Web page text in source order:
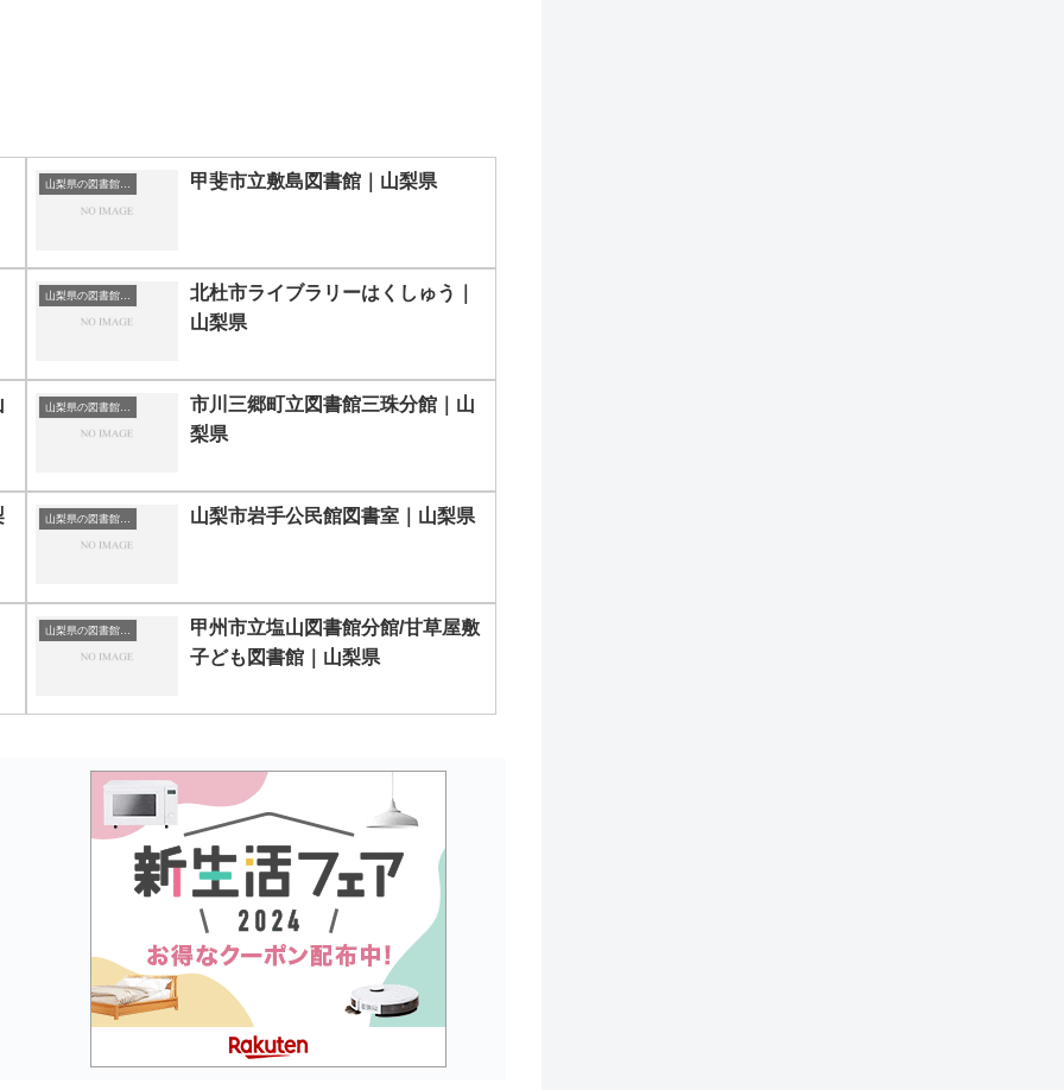
山梨県の図書館｜勉強できる場所 甲斐市立敷島図書館｜山梨県
山梨県の図書館｜勉強できる場所
北杜市ライブラリーはくしゅう｜
山梨県
山梨県の図書館｜勉強できる場所
市川三郷町立図書館三珠分館｜山
梨県
山梨県の図書館｜勉強できる場所 山梨市岩手公民館図書室｜山梨県
山梨県の図書館｜勉強できる場所
甲州市立塩山図書館分館/甘草屋敷
子ども図書館｜山梨県